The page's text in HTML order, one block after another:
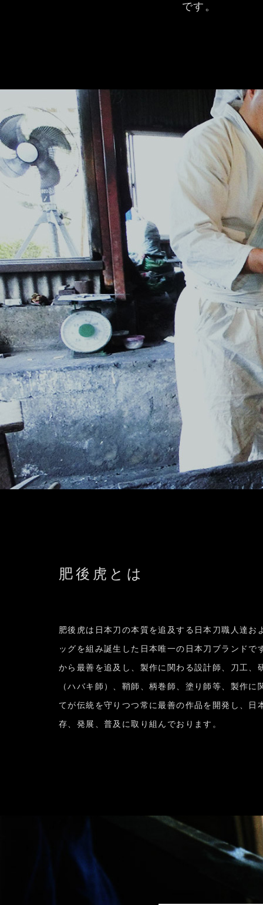
です。
肥後虎とは
肥後虎は日本刀の本質を追及する日本刀職人達お
ッグを組み誕生した日本唯一の日本刀ブランドで
から最善を追及し、製作に関わる設計師、刀工、
（ハバキ師）、鞘師、柄巻師、塗り師等、製作に
てが伝統を守りつつ常に最善の作品を開発し、日
存、発展、普及に取り組んでおります。